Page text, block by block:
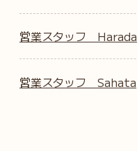
営業スタッフ Harada
営業スタッフ Sahata